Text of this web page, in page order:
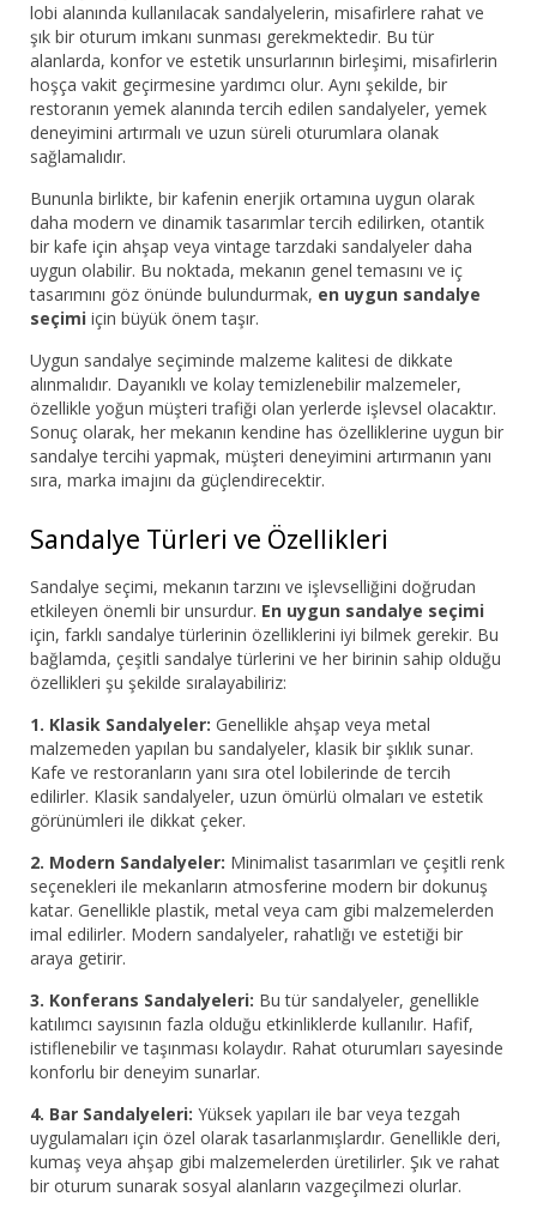
lobi alanında kullanılacak sandalyelerin, misafirlere rahat ve
şık bir oturum imkanı sunması gerekmektedir. Bu tür
alanlarda, konfor ve estetik unsurlarının birleşimi, misafirlerin
hoşça vakit geçirmesine yardımcı olur. Aynı şekilde, bir
restoranın yemek alanında tercih edilen sandalyeler, yemek
deneyimini artırmalı ve uzun süreli oturumlara olanak
sağlamalıdır.
Bununla birlikte, bir kafenin enerjik ortamına uygun olarak
daha modern ve dinamik tasarımlar tercih edilirken, otantik
bir kafe için ahşap veya vintage tarzdaki sandalyeler daha
uygun olabilir. Bu noktada, mekanın genel temasını ve iç
tasarımını göz önünde bulundurmak, en uygun sandalye
seçimi için büyük önem taşır.
Uygun sandalye seçiminde malzeme kalitesi de dikkate
alınmalıdır. Dayanıklı ve kolay temizlenebilir malzemeler,
özellikle yoğun müşteri trafiği olan yerlerde işlevsel olacaktır.
Sonuç olarak, her mekanın kendine has özelliklerine uygun bir
sandalye tercihi yapmak, müşteri deneyimini artırmanın yanı
sıra, marka imajını da güçlendirecektir.
Sandalye Türleri ve Özellikleri
Sandalye seçimi, mekanın tarzını ve işlevselliğini doğrudan
etkileyen önemli bir unsurdur. En uygun sandalye seçimi
için, farklı sandalye türlerinin özelliklerini iyi bilmek gerekir. Bu
bağlamda, çeşitli sandalye türlerini ve her birinin sahip olduğu
özellikleri şu şekilde sıralayabiliriz:
1. Klasik Sandalyeler: Genellikle ahşap veya metal
malzemeden yapılan bu sandalyeler, klasik bir şıklık sunar.
Kafe ve restoranların yanı sıra otel lobilerinde de tercih
edilirler. Klasik sandalyeler, uzun ömürlü olmaları ve estetik
görünümleri ile dikkat çeker.
2. Modern Sandalyeler: Minimalist tasarımları ve çeşitli renk
seçenekleri ile mekanların atmosferine modern bir dokunuş
katar. Genellikle plastik, metal veya cam gibi malzemelerden
imal edilirler. Modern sandalyeler, rahatlığı ve estetiği bir
araya getirir.
3. Konferans Sandalyeleri: Bu tür sandalyeler, genellikle
katılımcı sayısının fazla olduğu etkinliklerde kullanılır. Hafif,
istiflenebilir ve taşınması kolaydır. Rahat oturumları sayesinde
konforlu bir deneyim sunarlar.
4. Bar Sandalyeleri: Yüksek yapıları ile bar veya tezgah
uygulamaları için özel olarak tasarlanmışlardır. Genellikle deri,
kumaş veya ahşap gibi malzemelerden üretilirler. Şık ve rahat
bir oturum sunarak sosyal alanların vazgeçilmezi olurlar.